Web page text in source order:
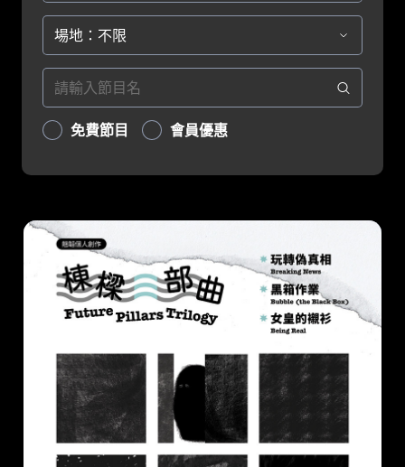
場地：不限
免費節目 會員優惠